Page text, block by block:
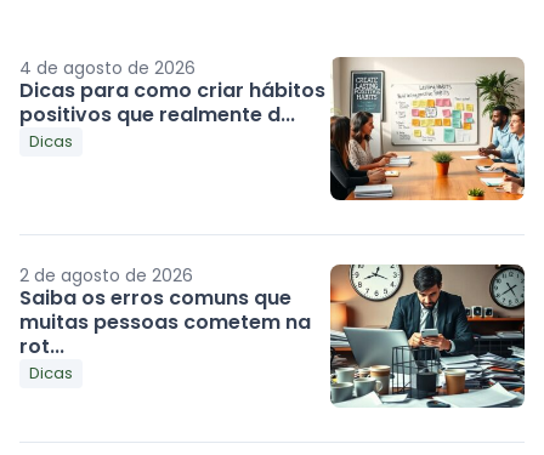
4 de agosto de 2026
Dicas para como criar hábitos
positivos que realmente d...
Dicas
2 de agosto de 2026
Saiba os erros comuns que
muitas pessoas cometem na
rot...
Dicas